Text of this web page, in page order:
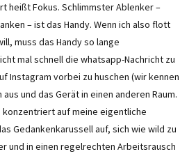
heißt Fokus. Schlimmster Ablenker –
– ist das Handy. Wenn ich also flott
muss das Handy so lange
mal schnell die whatsapp-Nachricht zu
Instagram vorbei zu huschen (wir kennen
und das Gerät in einen anderen Raum.
konzentriert auf meine eigentliche
Gedankenkarussell auf, sich wie wild zu
und in einen regelrechten Arbeitsrausch